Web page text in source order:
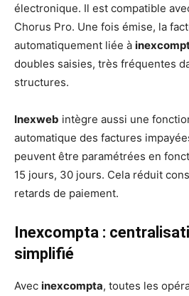
électronique. Il est compatible
Chorus Pro. Une fois émise, la
automatiquement liée à
doubles saisies, très fréquentes
structures.
Inexweb intègre aussi une
automatique des factures
peuvent être paramétrées en
15 jours, 30 jours. Cela réduit
retards de paiement.
Inexcompta :
simplifié
Avec inexcompta, toutes les